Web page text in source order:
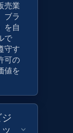
売業
ブラ
を自
で
守す
可の
値を